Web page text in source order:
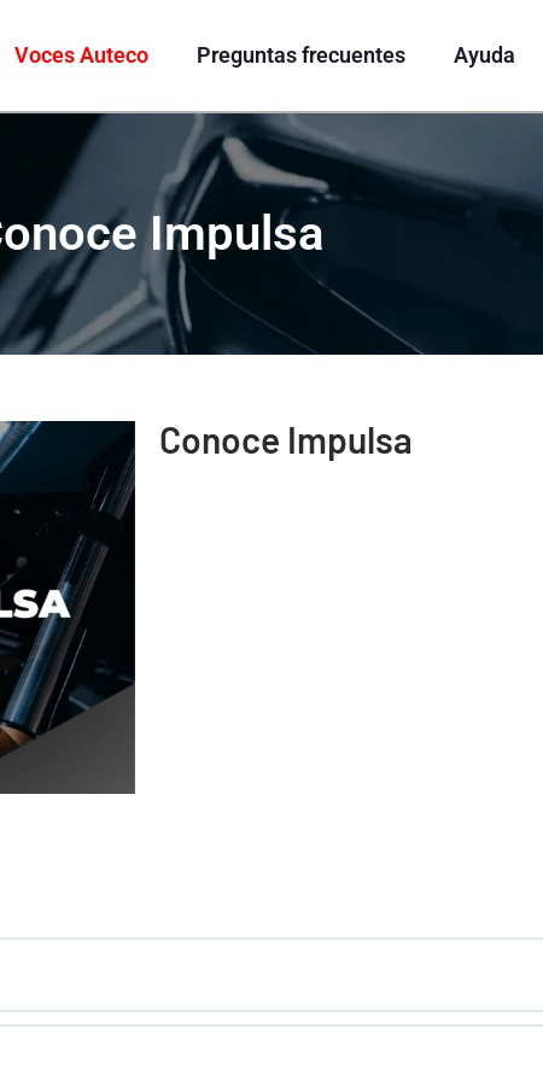
Voces Auteco Preguntas frecuentes Ayuda
Impulsa
Conoce Impulsa